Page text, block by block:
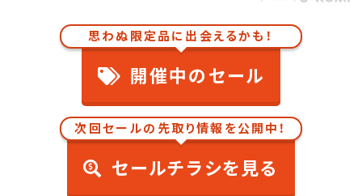
思わぬ限定品に出会えるかも！
開催中のセール
次回セールの先取り情報を公開中！
セールチラシを見る